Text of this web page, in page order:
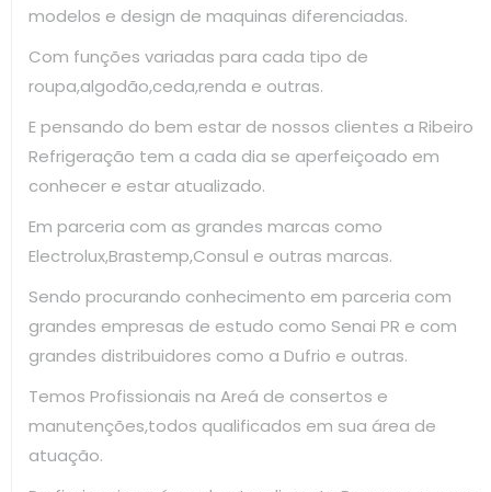
modelos e design de maquinas diferenciadas.
Com funções variadas para cada tipo de
roupa,algodão,ceda,renda e outras.
E pensando do bem estar de nossos clientes a Ribeiro
Refrigeração tem a cada dia se aperfeiçoado em
conhecer e estar atualizado.
Em parceria com as grandes marcas como
Electrolux,Brastemp,Consul e outras marcas.
Sendo procurando conhecimento em parceria com
grandes empresas de estudo como Senai PR e com
grandes distribuidores como a Dufrio e outras.
Temos Profissionais na Areá de consertos e
manutenções,todos qualificados em sua área de
atuação.